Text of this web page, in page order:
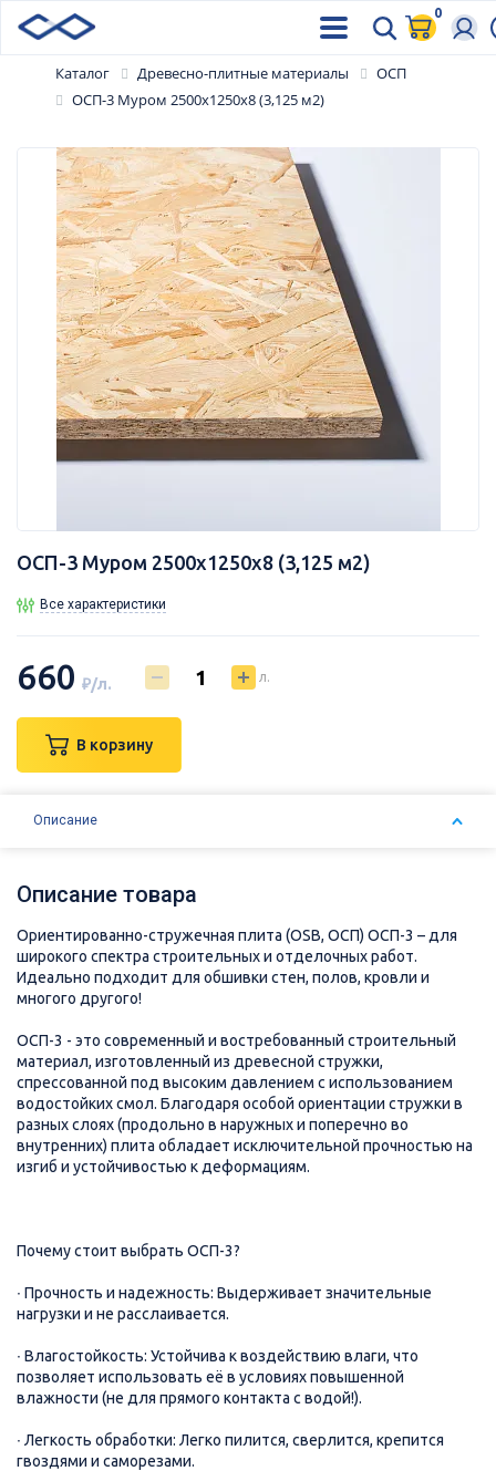
0
Каталог Древесно-плитные материалы
ОСП
ОСП-3 Муром 2500х1250х8 (3,125 м2)
ОСП-3 Муром 2500х1250х8 (3,125 м2)
Все характеристики
660 ₽/л. л.
В корзину
Описание
Описание товара
Ориентированно-стружечная плита (OSB, ОСП) ОСП-3 – для
широкого спектра строительных и отделочных работ.
Идеально подходит для обшивки стен, полов, кровли и
многого другого!
ОСП-3 - это современный и востребованный строительный
материал, изготовленный из древесной стружки,
спрессованной под высоким давлением с использованием
водостойких смол. Благодаря особой ориентации стружки в
разных слоях (продольно в наружных и поперечно во
внутренних) плита обладает исключительной прочностью на
изгиб и устойчивостью к деформациям.
Почему стоит выбрать ОСП-3?
∙ Прочность и надежность: Выдерживает значительные
нагрузки и не расслаивается.
∙ Влагостойкость: Устойчива к воздействию влаги, что
позволяет использовать её в условиях повышенной
влажности (не для прямого контакта с водой!).
∙ Легкость обработки: Легко пилится, сверлится, крепится
гвоздями и саморезами.